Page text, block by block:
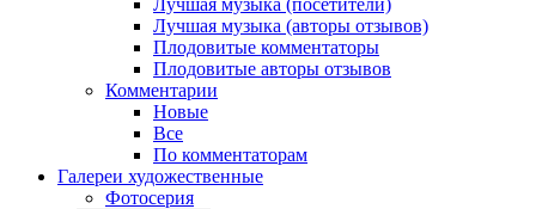
Лучшая музыка (авторы отзывов)
Плодовитые комментаторы
Плодовитые авторы отзывов
Комментарии
Новые
Все
По комментаторам
Галереи художественные
Фотосерия